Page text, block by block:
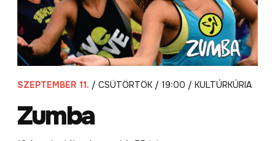
SZEPTEMBER 11. / CSÜTÖRTÖK / 19:00 / KULTÚRKÚRIA
Zumba